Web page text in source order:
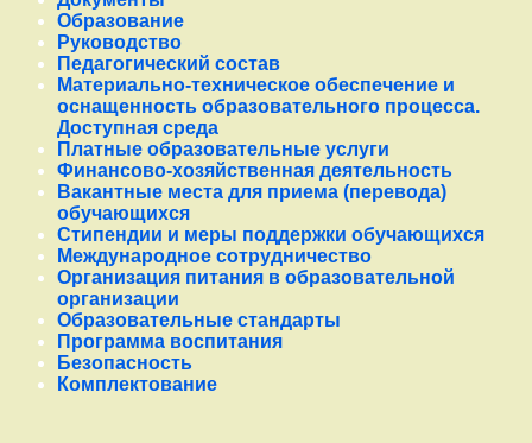
Образование
Руководство
Педагогический состав
Материально-техническое обеспечение и
оснащенность образовательного процесса.
Доступная среда
Платные образовательные услуги
Финансово-хозяйственная деятельность
Вакантные места для приема (перевода)
обучающихся
Стипендии и меры поддержки обучающихся
Международное сотрудничество
Организация питания в образовательной
организации
Образовательные стандарты
Программа воспитания
Безопасность
Комплектование